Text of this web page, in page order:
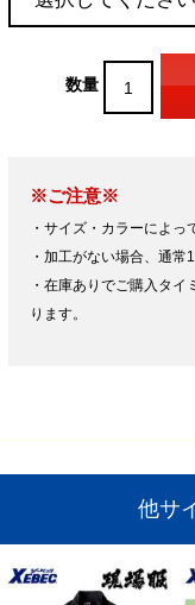
数量
※ご注意※
・サイズ・カラーによっ
・加工がない場合、通常
・在庫ありでご購入タ
ります。
他サ